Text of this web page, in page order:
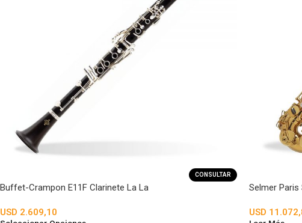
CONSULTAR
Buffet-Crampon E11F Clarinete La La
USD 2.609,10
Selmer Paris
USD